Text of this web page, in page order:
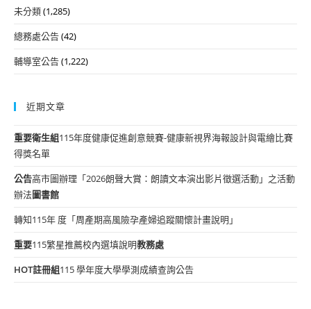
未分類(1,285)
總務處公告(42)
輔導室公告(1,222)
近期文章
重要衛生組115年度健康促進創意競賽-健康新視界海報設計與電繪比賽
得獎名單
公告高市圖辦理「2026朗聲大賞：朗讀文本演出影片徵選活動」之活動
辦法圖書館
轉知115年 度「周產期高風險孕產婦追蹤關懷計畫說明」
重要115繁星推薦校內選填說明教務處
HOT註冊組115 學年度大學學測成績查詢公告